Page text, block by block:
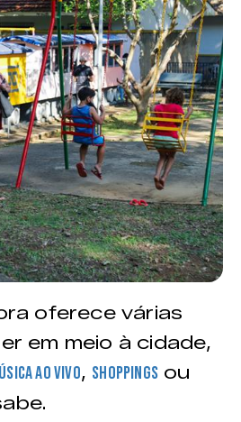
oferece várias
em meio à cidade,
ao vivo, shoppings ou